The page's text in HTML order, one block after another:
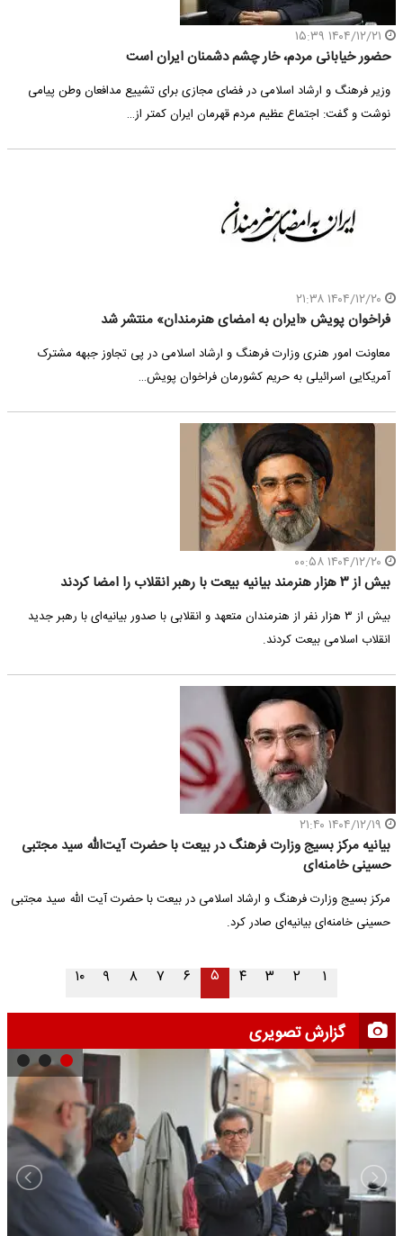
حضور خیابانی مردم، خار چشم دشمنان ایران است
وزیر فرهنگ و ارشاد اسلامی در فضای مجازی برای تشییع مدافعان وطن پیامی
نوشت و گفت: اجتماع عظیم مردم قهرمان ایران کمتر از…
فراخوان پویش «ایران به امضای هنرمندان» منتشر شد
معاونت امور هنری وزارت فرهنگ و ارشاد اسلامی در پی تجاوز جبهه مشترک
آمریکایی اسرائیلی به حریم کشورمان فراخوان پویش…
بیش از ۳ هزار هنرمند بیانیه بیعت با رهبر انقلاب را امضا کردند
بیش از ۳ هزار نفر از هنرمندان متعهد و انقلابی با صدور بیانیه‌ای با رهبر جدید
انقلاب اسلامی بیعت کردند.
بیانیه مرکز بسیج وزارت فرهنگ در بیعت با حضرت آیت‌الله سید مجتبی
حسینی خامنه‌ای
مرکز بسیج وزارت فرهنگ و ارشاد اسلامی در بیعت با حضرت آیت الله سید مجتبی
حسینی خامنه‌ای بیانیه‌ای صادر کرد.
۱ ۲ ۳ ۴ ۵ ۶ ۷ ۸ ۹ ۱۰
گزارش تصویری